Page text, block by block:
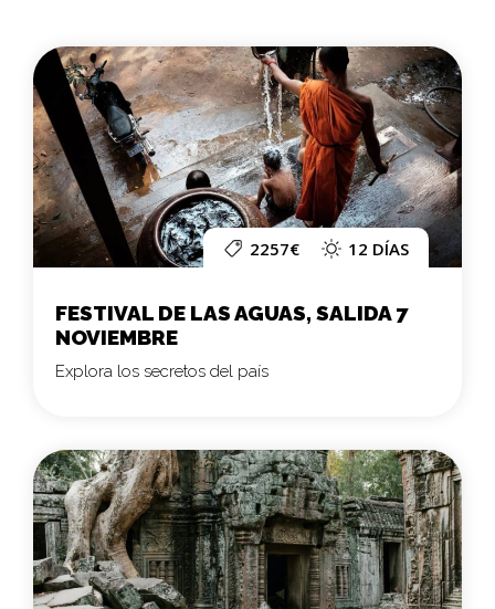
2257€ 12 DÍAS
FESTIVAL DE LAS AGUAS, SALIDA 7
NOVIEMBRE
Explora los secretos del país